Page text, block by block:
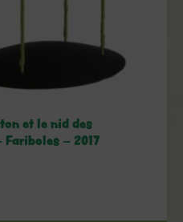
et le nid des
– 2017